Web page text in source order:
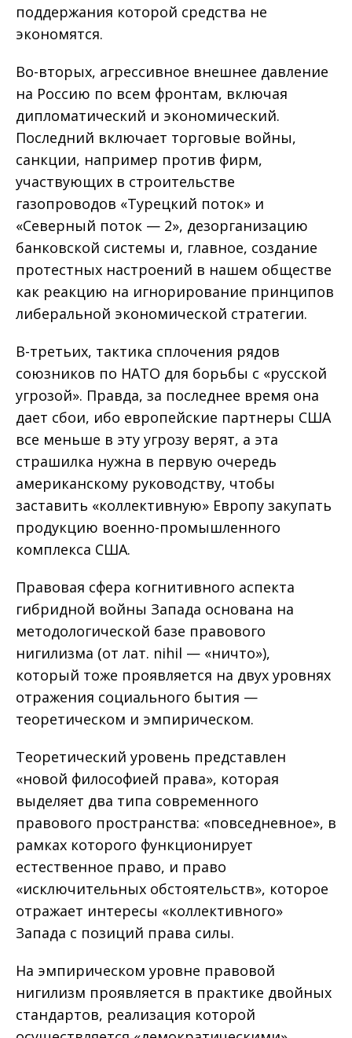
поддержания которой средства не
экономятся.
Во-вторых, агрессивное внешнее давление
на Россию по всем фронтам, включая
дипломатический и экономический.
Последний включает торговые войны,
санкции, например против фирм,
участвующих в строительстве
газопроводов «Турецкий поток» и
«Северный поток — 2», дезорганизацию
банковской системы и, главное, создание
протестных настроений в нашем обществе
как реакцию на игнорирование принципов
либеральной экономической стратегии.
В-третьих, тактика сплочения рядов
союзников по НАТО для борьбы с «русской
угрозой». Правда, за последнее время она
дает сбои, ибо европейские партнеры США
все меньше в эту угрозу верят, а эта
страшилка нужна в первую очередь
американскому руководству, чтобы
заставить «коллективную» Европу закупать
продукцию военно-промышленного
комплекса США.
Правовая сфера когнитивного аспекта
гибридной войны Запада основана на
методологической базе правового
нигилизма (от лат. nihil — «ничто»),
который тоже проявляется на двух уровнях
отражения социального бытия —
теоретическом и эмпирическом.
Теоретический уровень представлен
«новой философией права», которая
выделяет два типа современного
правового пространства: «повседневное», в
рамках которого функционирует
естественное право, и право
«исключительных обстоятельств», которое
отражает интересы «коллективного»
Запада с позиций права силы.
На эмпирическом уровне правовой
нигилизм проявляется в практике двойных
стандартов, реализация которой